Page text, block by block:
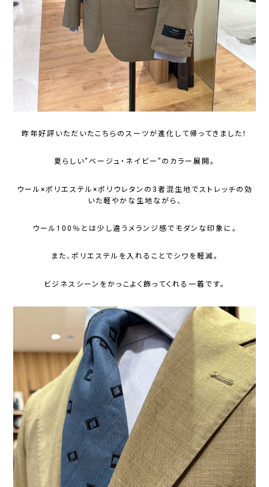
昨年好評いただいたこちらのスーツが進化して帰ってきました！
夏らしい“ベージュ・ネイビー”のカラー展開。
ウール×ポリエステル×ポリウレタンの3者混生地でストレッチの効
いた軽やかな生地ながら、
ウール100％とは少し違うメランジ感でモダンな印象に。
また、ポリエステルを入れることでシワを軽減。
ビジネスシーンをかっこよく飾ってくれる一着です。